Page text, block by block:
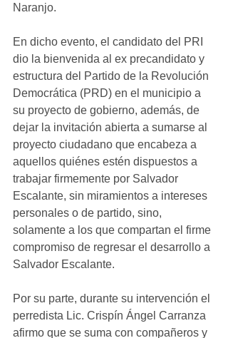
Naranjo.
En dicho evento, el candidato del PRI
dio la bienvenida al ex precandidato y
estructura del Partido de la Revolución
Democrática (PRD) en el municipio a
su proyecto de gobierno, además, de
dejar la invitación abierta a sumarse al
proyecto ciudadano que encabeza a
aquellos quiénes estén dispuestos a
trabajar firmemente por Salvador
Escalante, sin miramientos a intereses
personales o de partido, sino,
solamente a los que compartan el firme
compromiso de regresar el desarrollo a
Salvador Escalante.
Por su parte, durante su intervención el
perredista Lic. Crispín Ángel Carranza
afirmo que se suma con compañeros y